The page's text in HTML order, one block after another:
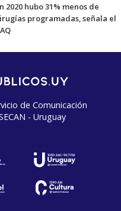
2020 hubo 31% menos de
programadas, señala el
de Comunicación
- Uruguay